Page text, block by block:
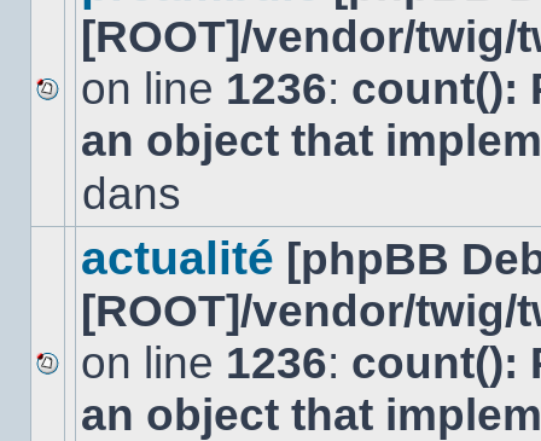
Aucun
nouveau
message
sujet.
[ROOT]/vendor/
on line 1236: count():
an object that
dans
Aucun
nouveau
message
actualité [phpBB
[ROOT]/vendor/
on line 1236: count():
an object that